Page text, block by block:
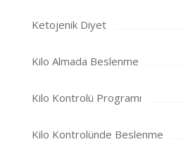
Ketojenik Diyet
Kilo Almada Beslenme
Kilo Kontrolü Programı
Kilo Kontrolünde Beslenme